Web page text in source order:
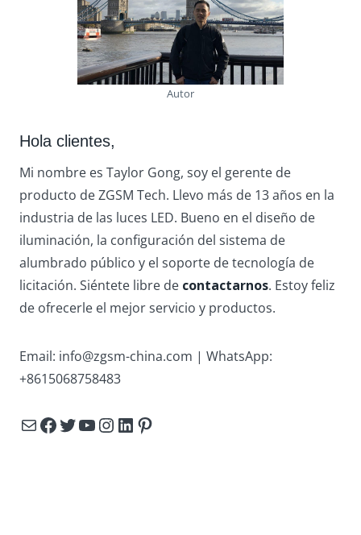
Autor
Hola clientes,
Mi nombre es Taylor Gong, soy el gerente de
producto de ZGSM Tech. Llevo más de 13 años en la
industria de las luces LED. Bueno en el diseño de
iluminación, la configuración del sistema de
alumbrado público y el soporte de tecnología de
licitación. Siéntete libre de contactarnos. Estoy feliz
de ofrecerle el mejor servicio y productos.
Email: info@zgsm-china.com | WhatsApp:
+8615068758483
Mail Facebook Twitter YouTube InstagramLinkedIn Pinterest